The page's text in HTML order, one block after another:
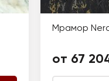
Мрамор
от 67